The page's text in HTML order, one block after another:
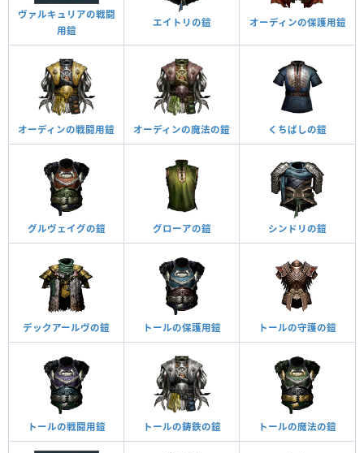
ヴァルキュリアの戦闘
用鎧
エイトリの鎧 オーディンの保護用鎧
オーディンの戦闘用鎧 オーディンの魔法の鎧 くちばしの鎧
グルヴェイグの鎧 グローアの鎧 シンドリの鎧
デックアールヴの鎧 トールの保護用鎧 トールの守護の鎧
トールの戦闘用鎧 トールの鋳鉄の鎧 トールの魔法の鎧